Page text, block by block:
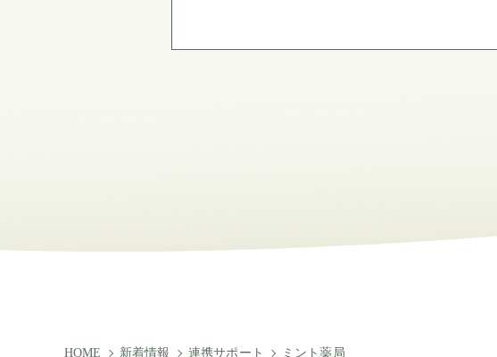
HOME 新着情報 連携サポート ミント薬局